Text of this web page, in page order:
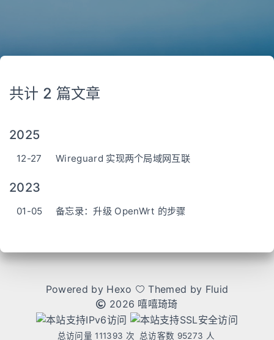
共计 2 篇文章
2025
12-27 Wireguard 实现两个局域网互联
2023
01-05 备忘录：升级 OpenWrt 的步骤
Powered by Hexo Themed by Fluid
2026 嘻嘻琦琦
总访问量111393 次 总访客数 95273 人